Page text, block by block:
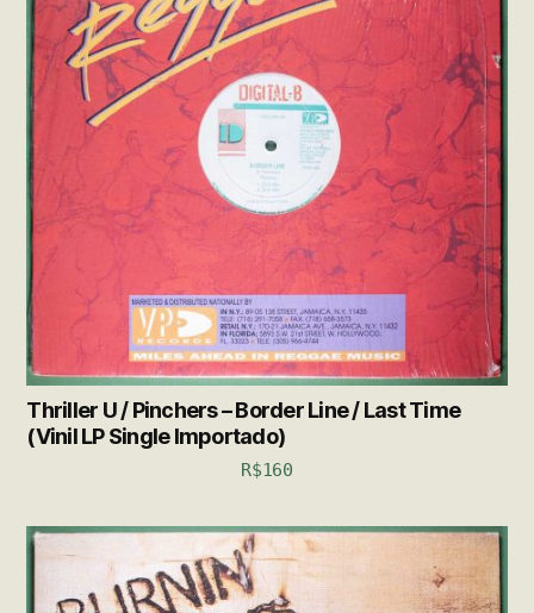
Thriller U / Pinchers – Border Line / Last Time
(Vinil LP Single Importado)
R$160